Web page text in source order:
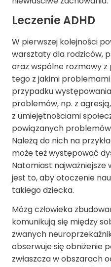
Leczenie ADHD
W pierwszej kolejności
warsztaty dla rodziców,
oraz wspólne rozmowy
tego z jakimi
przypadku
problemów, np. z
z umiejętnościami
powiązanych
Należą do nich na
może też występować
Natomiast najważniejsze
jest to, aby otoczenie
takiego dziecka.
Mózg człowieka
komunikują się między
zwanych
obserwuje się obniżenie
zwłaszcza w obszarach